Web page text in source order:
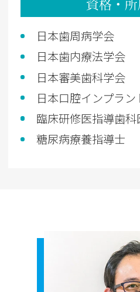
資格・
日本歯周病学会
日本歯内療法学会
日本審美歯科学会
日本口腔インプラン
臨床研修医指導歯科
糖尿病療養指導士